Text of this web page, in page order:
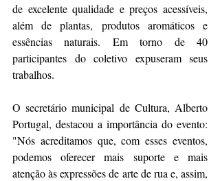
de excelente qualidade e preços acessíveis,
além de plantas, produtos aromáticos e
essências naturais. Em torno de 40
participantes do coletivo expuseram seus
trabalhos.
O secretário municipal de Cultura, Alberto
Portugal, destacou a importância do evento:
"Nós acreditamos que, com esses eventos,
podemos oferecer mais suporte e mais
atenção às expressões de arte de rua e, assim,